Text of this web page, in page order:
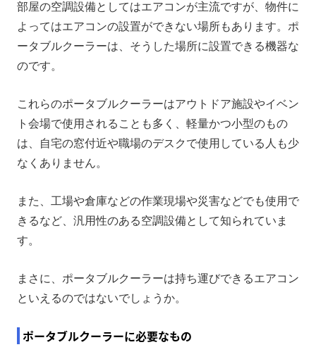
部屋の空調設備としてはエアコンが主流ですが、物件に
よってはエアコンの設置ができない場所もあります。ポ
ータブルクーラーは、そうした場所に設置できる機器な
のです。
これらのポータブルクーラーはアウトドア施設やイベン
ト会場で使用されることも多く、軽量かつ小型のもの
は、自宅の窓付近や職場のデスクで使用している人も少
なくありません。
また、工場や倉庫などの作業現場や災害などでも使用で
きるなど、汎用性のある空調設備として知られていま
す。
まさに、ポータブルクーラーは持ち運びできるエアコン
といえるのではないでしょうか。
ポータブルクーラーに必要なもの